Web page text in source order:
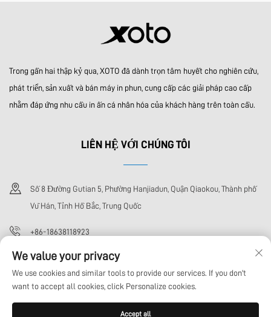
Trong gần hai thập kỷ qua, XOTO đã dành trọn tâm huyết cho nghiên cứu,
phát triển, sản xuất và bán máy in phun, cung cấp các giải pháp cao cấp
nhằm đáp ứng nhu cầu in ấn cá nhân hóa của khách hàng trên toàn cầu.
LIÊN HỆ VỚI CHÚNG TÔI
Số 8 Đường Gutian 5, Phường Hanjiadun, Quận Qiaokou, Thành phố
Vũ Hán, Tỉnh Hồ Bắc, Trung Quốc
+86-18638118923
[email protected]
Bản quyền © Công ty TNHH Công nghệ Wuhan Xoto. Tất cả các quyền được
We value your privacy
We use cookies and similar tools to provide our services. If you don't
want to accept all cookies, click Personalize cookies.
Accept all